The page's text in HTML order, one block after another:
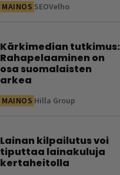
MAINOS SEOVelho
Kärkimedian tutkimus:
Rahapelaaminen on
osa suomalaisten
arkea
MAINOS Hilla Group
Lainan kilpailutus voi
tiputtaa lainakuluja
kertaheitolla